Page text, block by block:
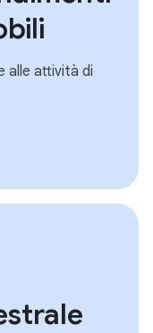
alle attività di